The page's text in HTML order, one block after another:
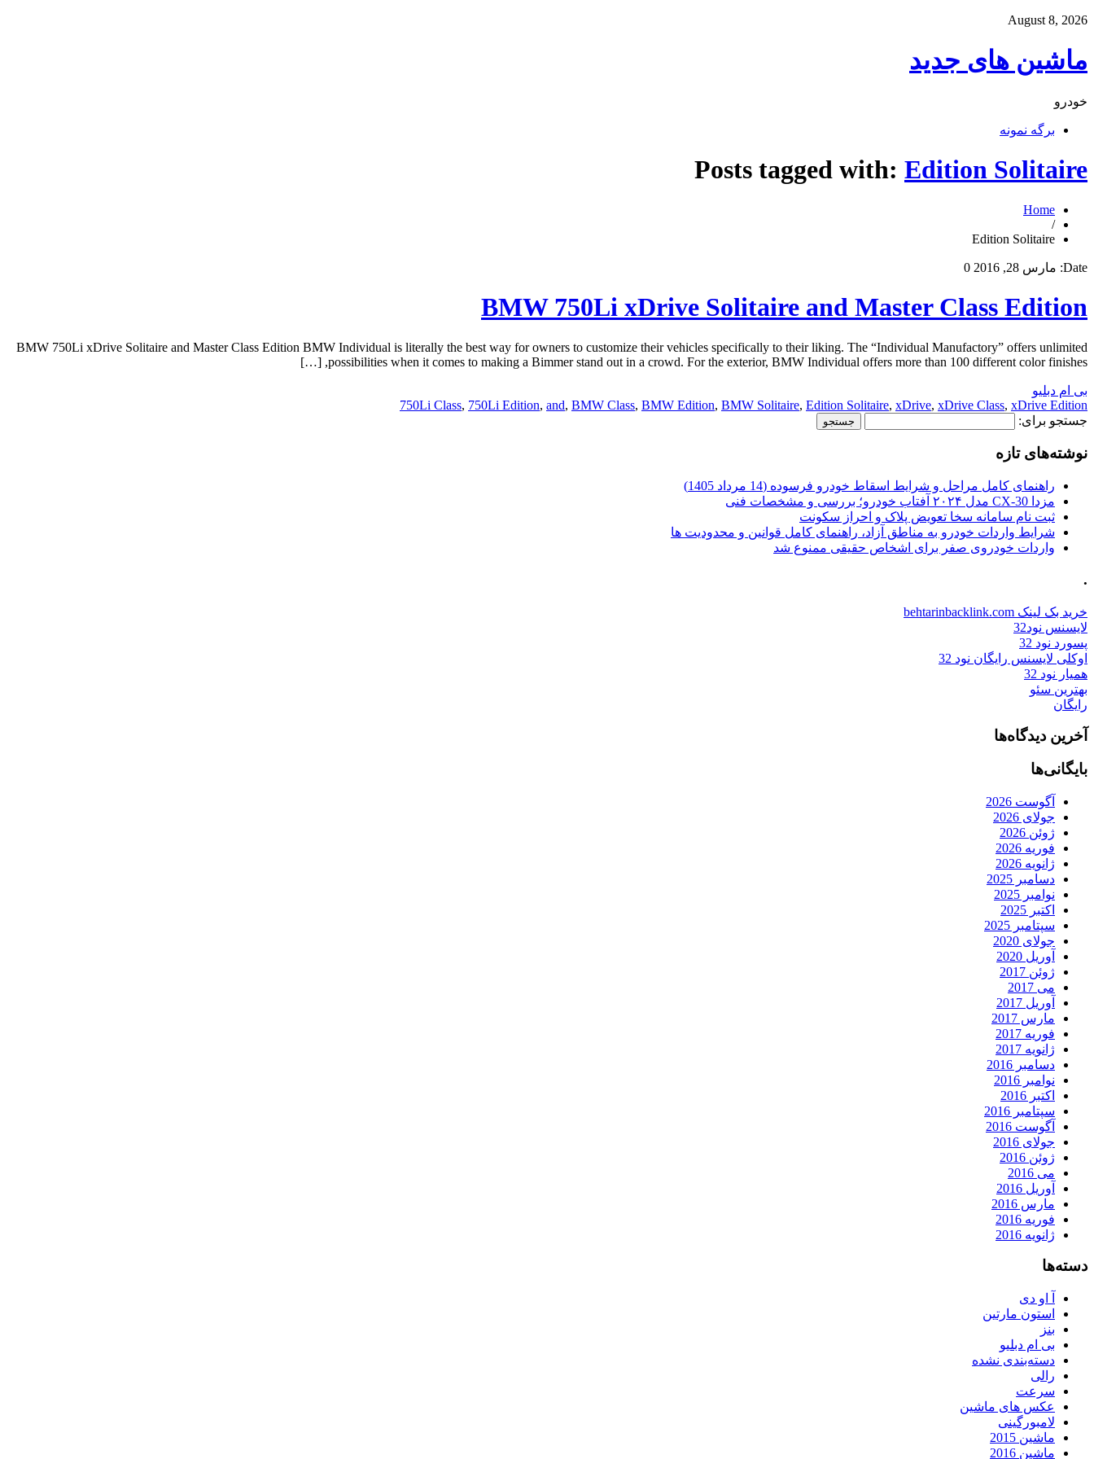
August 8, 2026
ماشین های جدید
خودرو
برگه نمونه
Posts tagged with: Edition Solitaire
Home
/
Edition Solitaire
Date: مارس 28, 2016 0
BMW 750Li xDrive Solitaire and Master Class Edition
BMW 750Li xDrive Solitaire and Master Class Edition BMW Individual is literally the best way for owners to customize their vehicles specifically to their liking. The “Individual Manufactory” offers unlimited
possibilities when it comes to making a Bimmer stand out in a crowd. For the exterior, BMW Individual offers more than 100 different color finishes, […]
بی ام دبلیو
750Li Class, 750Li Edition, and, BMW Class, BMW Edition, BMW Solitaire, Edition Solitaire, xDrive, xDrive Class, xDrive Edition
جستجو برای:
نوشته‌های تازه
راهنمای کامل مراحل و شرایط اسقاط خودرو فرسوده (14 مرداد 1405)
مزدا CX-30 مدل ۲۰۲۴ آفتاب خودرو؛ بررسی و مشخصات فنی
ثبت نام سامانه سخا تعویض پلاک و احراز سکونت
شرایط واردات خودرو به مناطق آزاد، راهنمای کامل قوانین و محدودیت ها
واردات خودروی صفر برای اشخاص حقیقی ممنوع شد
.
خرید بک لینک behtarinbacklink.com
لایسنس نود32
پسورد نود 32
اوکلی لایسنس رایگان نود 32
همیار نود 32
بهترین سئو
رایگان
آخرین دیدگاه‌ها
بایگانی‌ها
آگوست 2026
جولای 2026
ژوئن 2026
فوریه 2026
ژانویه 2026
دسامبر 2025
نوامبر 2025
اکتبر 2025
سپتامبر 2025
جولای 2020
آوریل 2020
ژوئن 2017
می 2017
آوریل 2017
مارس 2017
فوریه 2017
ژانویه 2017
دسامبر 2016
نوامبر 2016
اکتبر 2016
سپتامبر 2016
آگوست 2016
جولای 2016
ژوئن 2016
می 2016
آوریل 2016
مارس 2016
فوریه 2016
ژانویه 2016
دسته‌ها
آ او دی
استون مارتین
بنز
بی ام دبلیو
دسته‌بندی نشده
رالی
سرعت
عکس های ماشین
لامبورگینی
ماشین 2015
ماشین 2016